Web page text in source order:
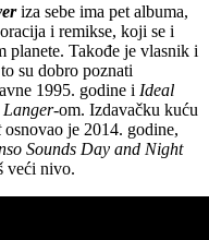
iza sebe ima pet albuma,
i remikse, koji se i
planete. Takođe je vlasnik i
su dobro poznati
1995. godine i Ideal
Langer-om. Izdavačku kuću
osnovao je 2014. godine,
Sounds Day and Night
veći nivo.